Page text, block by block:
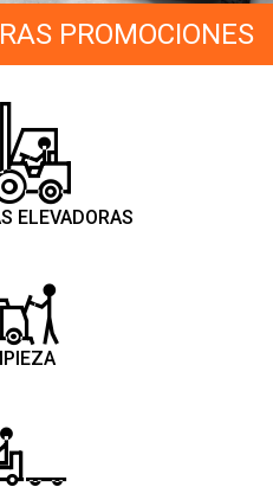
PROMOCIONES
ELEVADORAS
TÉRMICAS